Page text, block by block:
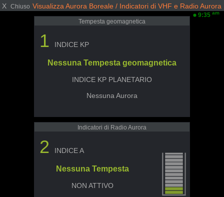
X Chiuso Visualizza Aurora Boreale / Indicatori di VHF e Radio Aurora
9:35 am
Tempesta geomagnetica
1 INDICE KP
Nessuna Tempesta geomagnetica
INDICE KP PLANETARIO
Nessuna Aurora
Indicatori di Radio Aurora
2 INDICE A
Nessuna Tempesta
NON ATTIVO